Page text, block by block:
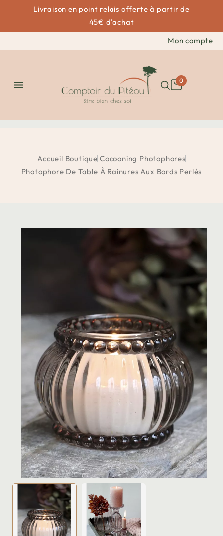
Livraison en point relais offerte à partir de
45€ d'achat
Mon compte
 0
Accueil Boutique Cocooning Photophores
Photophore De Table À Rainures Aux Bords Perlés